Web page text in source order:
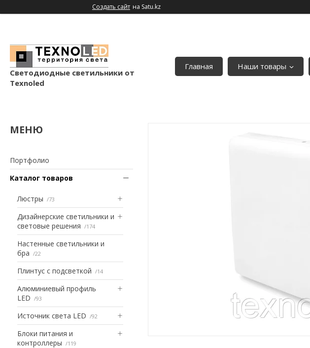
Создать сайт на Satu.kz
Светодиодные светильники от
Texnoled
Главная Наши товары
Портфолио
Каталог товаров
Люстры 73
Дизайнерские светильники и
световые решения
174
Настенные светильники и
бра
22
Плинтус с подсветкой 14
Алюминиевый профиль
LED
93
Источник света LED 92
Блоки питания и
контроллеры
119